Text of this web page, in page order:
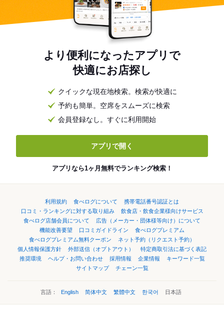
より便利になったアプリで
快適にお店探し
クイックな現在地検索。検索が快適に
予約も簡単。空席をスムーズに検索
会員登録なし。すぐに利用開始
アプリで開く
アプリなら1ヶ月無料でランキング検索！
利用規約 食べログについて
携帯電話番号認証とは
口コミ・ランキングに対する取り組み
飲食店・飲食企業様向けサービス
食べログ店舗会員について
広告（メーカー・団体様等向け）について
機能改善要望
口コミガイドライン
食べログプレミアム
食べログプレミアム無料クーポン
ネット予約（リクエスト予約）
個人情報保護方針
外部送信（オプトアウト）
特定商取引法に基づく表記
推奨環境
ヘルプ・お問い合わせ 採用情報 企業情報
キーワード一覧
サイトマップ
チェーン一覧
言語： English 简体中文 繁體中文 한국어 日本語